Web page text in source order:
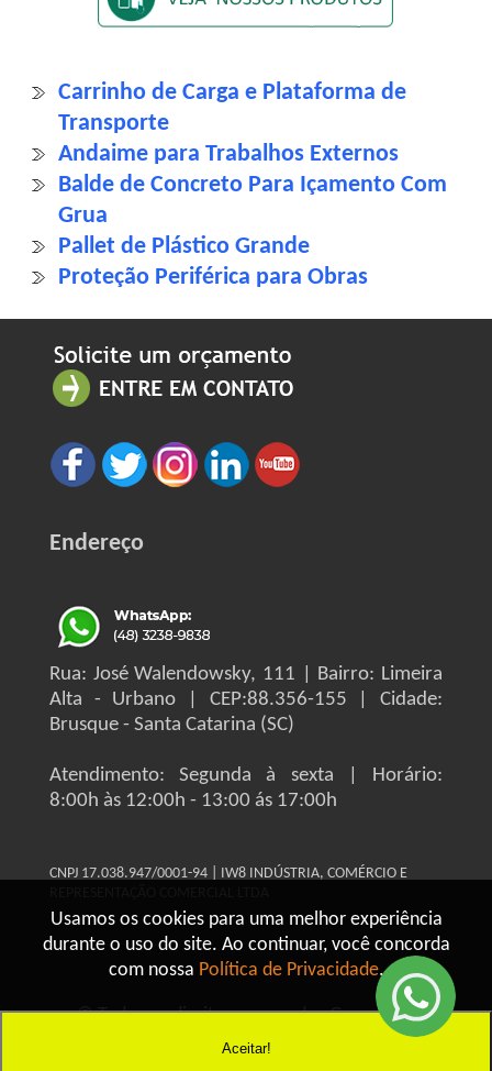
Usamos os cookies para uma melhor experiência
durante o uso do site. Ao continuar, você concorda
com nossa Política de Privacidade.
Aceitar!
Carrinho de Carga e Plataforma de
Transporte
Andaime para Trabalhos Externos
Balde de Concreto Para Içamento Com
Grua
Pallet de Plástico Grande
Proteção Periférica para Obras
Endereço
Rua: José Walendowsky, 111 | Bairro: Limeira
Alta - Urbano | CEP:88.356-155 | Cidade:
Brusque - Santa Catarina (SC)
Atendimento: Segunda à sexta | Horário:
8:00h às 12:00h - 13:00 ás 17:00h
CNPJ 17.038.947/0001-94 | IW8 INDÚSTRIA, COMÉRCIO E
© Todos os direitos reservados Grupo IW8
Construmaq - 2026